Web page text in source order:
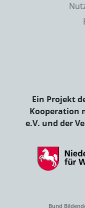
Ein Projekt
Kooperation
e.V. und der
Bund